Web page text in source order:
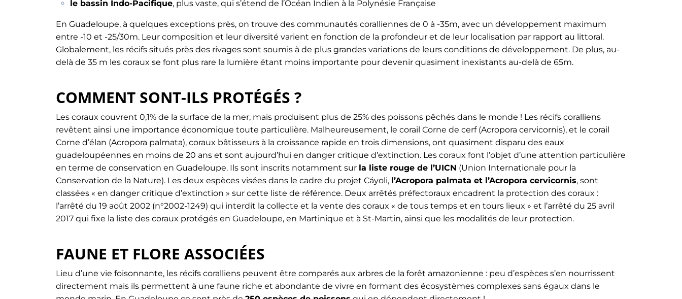
le bassin Indo-Pacifique, plus vaste, qui s’étend de l’Océan Indien à la Polynésie Française
En Guadeloupe, à quelques exceptions près, on trouve des communautés coralliennes de 0 à -35m, avec un développement maximum
entre -10 et -25/30m. Leur composition et leur diversité varient en fonction de la profondeur et de leur localisation par rapport au littoral.
Globalement, les récifs situés près des rivages sont soumis à de plus grandes variations de leurs conditions de développement. De plus, au-
delà de 35 m les coraux se font plus rare la lumière étant moins importante pour devenir quasiment inexistants au-delà de 65m.
COMMENT SONT-ILS PROTÉGÉS ?
Les coraux couvrent 0,1% de la surface de la mer, mais produisent plus de 25% des poissons pêchés dans le monde ! Les récifs coralliens
revêtent ainsi une importance économique toute particulière. Malheureusement, le corail Corne de cerf (Acropora cervicornis), et le corail
Corne d’élan (Acropora palmata), coraux bâtisseurs à la croissance rapide en trois dimensions, ont quasiment disparu des eaux
guadeloupéennes en moins de 20 ans et sont aujourd’hui en danger critique d’extinction. Les coraux font l’objet d’une attention particulière
en terme de conservation en Guadeloupe. Ils sont inscrits notamment sur la liste rouge de l’UICN (Union Internationale pour la
Conservation de la Nature). Les deux espèces visées dans le cadre du projet Cáyoli, l’Acropora palmata et l’Acropora cervicornis, sont
classées « en danger critique d’extinction » sur cette liste de référence. Deux arrêtés préfectoraux encadrent la protection des coraux :
l’arrêté du 19 août 2002 (n°2002-1249) qui interdit la collecte et la vente des coraux « de tous temps et en tours lieux » et l’arrêté du 25 avril
2017 qui fixe la liste des coraux protégés en Guadeloupe, en Martinique et à St-Martin, ainsi que les modalités de leur protection.
FAUNE ET FLORE ASSOCIÉES
Lieu d’une vie foisonnante, les récifs coralliens peuvent être comparés aux arbres de la forêt amazonienne : peu d’espèces s’en nourrissent
directement mais ils permettent à une faune riche et abondante de vivre en formant des écosystèmes complexes sans égaux dans le